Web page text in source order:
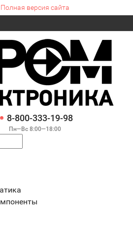
Полная версия сайта
8-800-333-19-98
Пн—Вс 8:00—18:00